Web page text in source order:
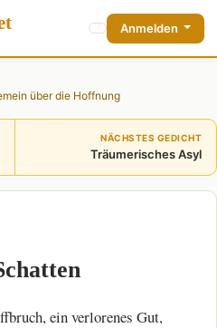
Anmelden
über die Hoffnung
NÄCHSTES GEDICHT
Träumerisches Asyl
ein verlorenes Gut,